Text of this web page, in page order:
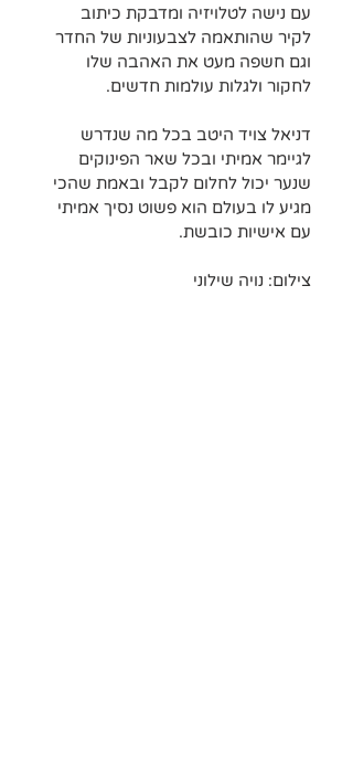
עם נישה לטלויזיה ומדבקת כיתוב
לקיר שהותאמה לצבעוניות של החדר
וגם חשפה מעט את האהבה שלו
לחקור ולגלות עולמות חדשים.
דניאל צויד היטב בכל מה שנדרש
לגיימר אמיתי ובכל שאר הפינוקים
שנער יכול לחלום לקבל ובאמת שהכי
מגיע לו בעולם הוא פשוט נסיך אמיתי
עם אישיות כובשת.
צילום: נויה שילוני